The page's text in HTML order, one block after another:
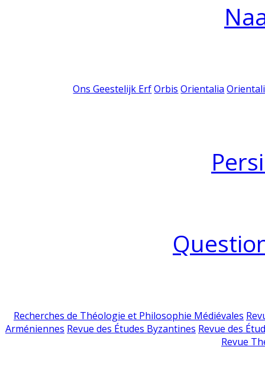
Ons Geestelijk Erf Orbis Orientalia
Recherches de Théologie et Philosophie Médiévales
Arméniennes Revue des Études Byzantines Revue des
Revue